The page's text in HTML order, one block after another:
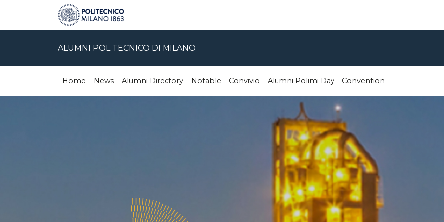
ALUMNI POLITECNICO DI MILANO
Home News Alumni Directory Notable Convivio Alumni Polimi Day – Convention